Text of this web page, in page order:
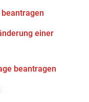
einer
beantragen